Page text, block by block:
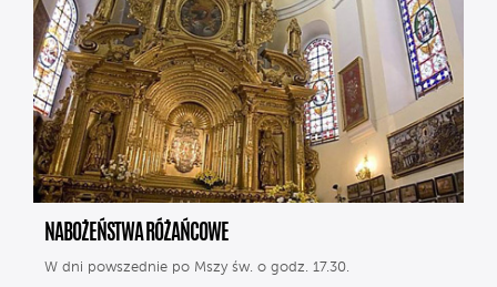
NABOŻEŃSTWA RÓŻAŃCOWE
W dni powszednie po Mszy św. o godz. 17.30.